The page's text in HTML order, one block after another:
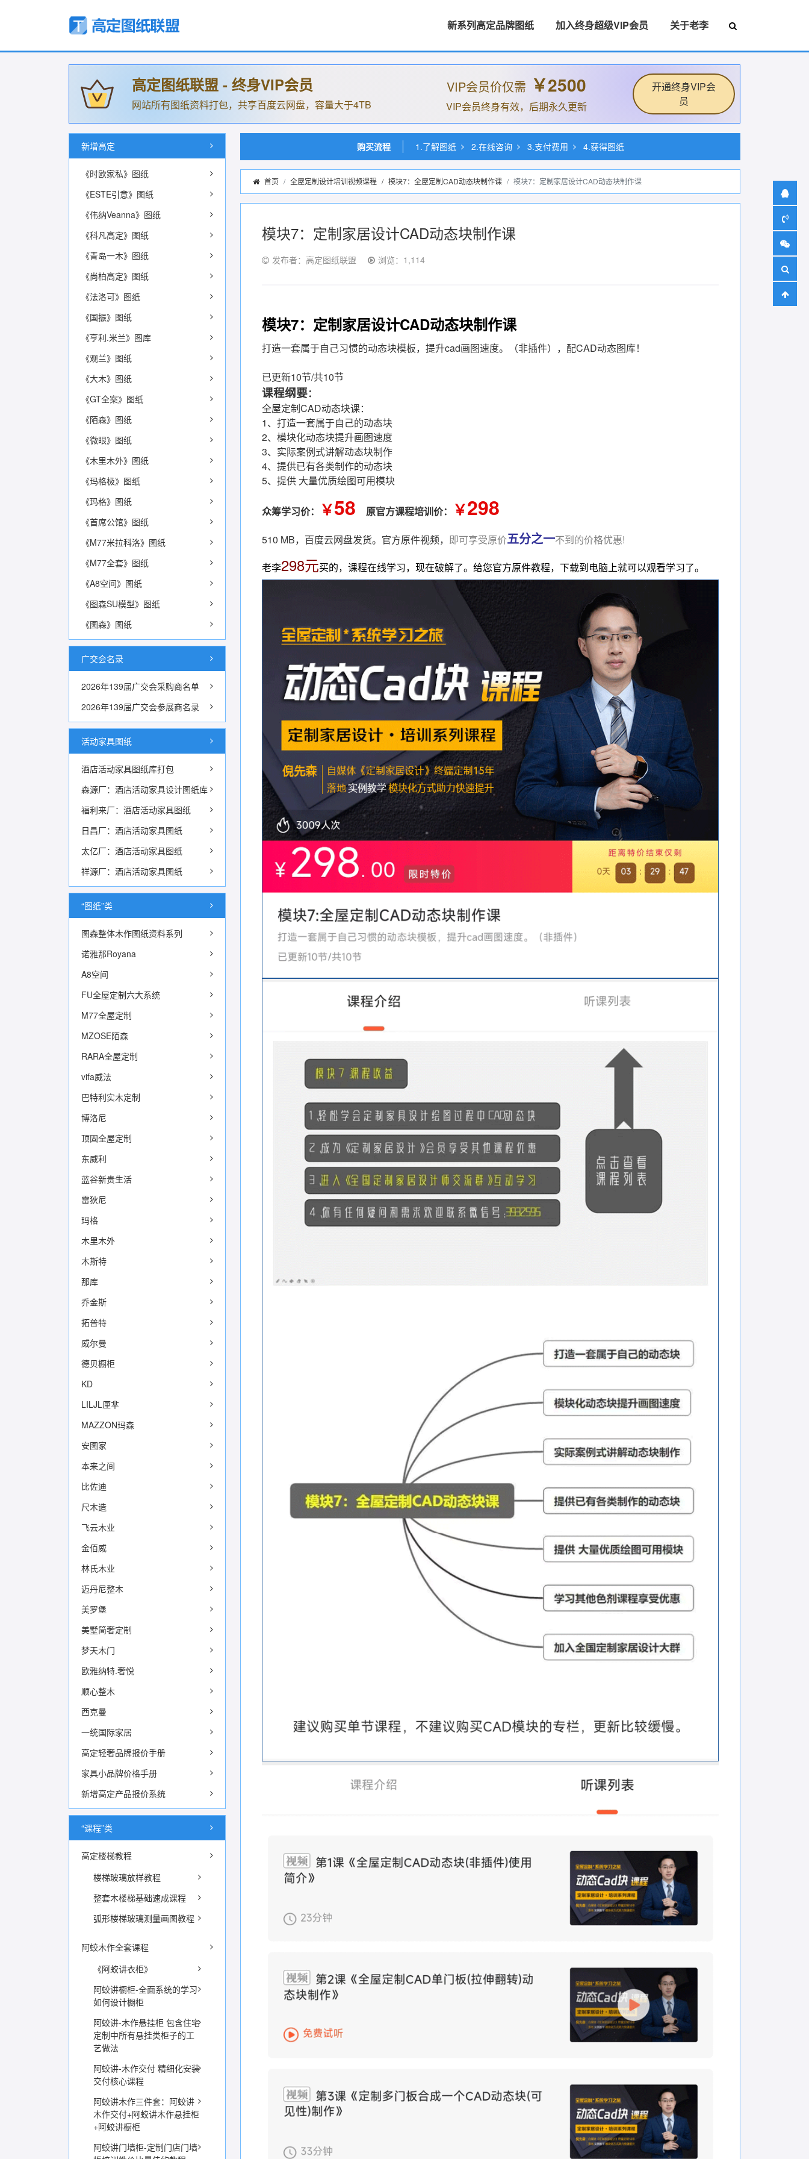
新系列高定品牌图纸 加入终身超级VIP会员 关于老李
高定图纸联盟 - 终身VIP会员
网站所有图纸资料打包，共享百度云网盘，容量大于4TB
VIP会员价仅需 ￥2500
VIP会员终身有效，后期永久更新
开通终身VIP会
员
新增高定
《时欧家私》图纸
《ESTE引意》图纸
《伟纳Veanna》图纸
《科凡高定》图纸
《青岛一木》图纸
《尚柏高定》图纸
《法洛可》图纸
《国振》图纸
《亨利.米兰》图库
《观兰》图纸
《大木》图纸
《GT全案》图纸
《陌森》图纸
《微眼》图纸
《木里木外》图纸
《玛格极》图纸
《玛格》图纸
《首席公馆》图纸
《M77米拉科洛》图纸
《M77全套》图纸
《A8空间》图纸
《图森SU模型》图纸
《图森》图纸
广交会名录
2026年139届广交会采购商名单
2026年139届广交会参展商名录
活动家具图纸
酒店活动家具图纸库打包
森源厂：酒店活动家具设计图纸库
福利来厂：酒店活动家具图纸
日昌厂：酒店活动家具图纸
太亿厂：酒店活动家具图纸
祥源厂：酒店活动家具图纸
“图纸”类
图森整体木作图纸资料系列
诺雅那Royana
A8空间
FU全屋定制六大系统
M77全屋定制
MZOSE陌森
RARA全屋定制
vifa威法
巴特利实木定制
博洛尼
顶固全屋定制
东威利
蓝谷新贵生活
雷狄尼
玛格
木里木外
木斯特
那库
乔金斯
拓普特
威尔曼
德贝橱柜
KD
LILJL厘芈
MAZZON玛森
安图家
本来之间
比佐迪
尺木造
飞云木业
金佰威
林氏木业
迈丹尼整木
美罗堡
美墅简奢定制
梦天木门
欧雅纳特.奢悦
顺心整木
西克曼
一统国际家居
高定轻奢品牌报价手册
家具小品牌价格手册
新增高定产品报价系统
“课程”类
高定楼梯教程
楼梯玻璃放样教程
整套木楼梯基础速成课程
弧形楼梯玻璃测量画图教程
阿蛟木作全套课程
《阿蛟讲衣柜》
阿蛟讲橱柜-全面系统的学习
如何设计橱柜
阿蛟讲-木作悬挂柜 包含住宅
定制中所有悬挂类柜子的工
艺做法
阿蛟讲-木作交付 精细化安装
交付核心课程
阿蛟讲木作三件套：阿蛟讲
木作交付+阿蛟讲木作悬挂柜
+阿蛟讲橱柜
阿蛟讲门墙柜-定制门店门墙
购买流程 1.了解图纸 2.在线咨询 3.支付费用 4.获得图纸
首页 全屋定制设计培训视频课程 / 模块7：全屋定制CAD动态块制作课 模块7：定制家居设计CAD动态块制作课
模块7：定制家居设计CAD动态块制作课
发布者：高定图纸联盟 浏览：1,114
模块7：定制家居设计CAD动态块制作课
打造一套属于自己习惯的动态块模板，提升cad画图速度。（非插件），配CAD动态图库！
已更新10节/共10节
课程纲要：
全屋定制CAD动态块课：
1、打造一套属于自己的动态块
2、模块化动态块提升画图速度
3、实际案例式讲解动态块制作
4、提供已有各类制作的动态块
5、提供 大量优质绘图可用模块
众筹学习价： ￥58 原官方课程培训价： ￥298
510 MB，百度云网盘发货。官方原件视频， 即可享受原价五分之一不到的价格优惠!
老李298元买的，课程在线学习，现在破解了。给您官方原件教程，下载到电脑上就可以观看学习了。